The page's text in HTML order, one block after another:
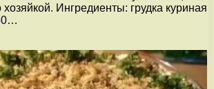
Ингредиенты: грудка куриная